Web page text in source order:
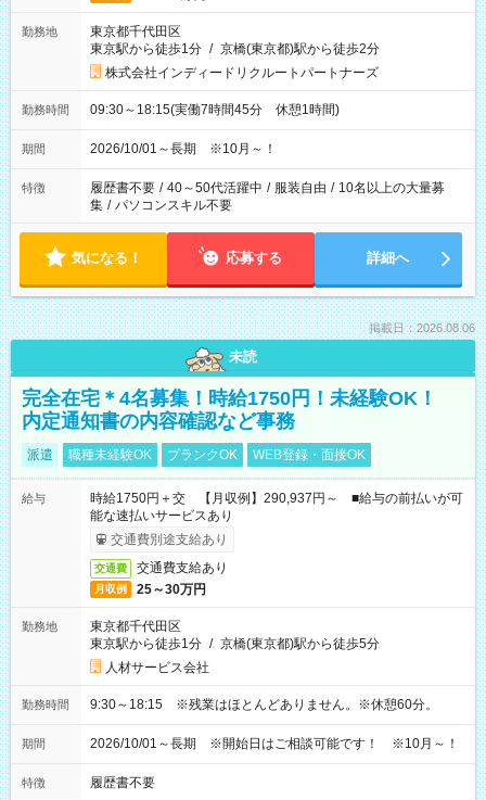
勤務地
東京都千代田区
東京駅から徒歩1分 / 京橋(東京都)駅から徒歩2分
株式会社インディードリクルートパートナーズ
勤務時間 09:30～18:15(実働7時間45分 休憩1時間)
期間 2026/10/01～長期 ※10月～！
特徴 履歴書不要 / 40～50代活躍中 / 服装自由 / 10名以上の大量募
集 / パソコンスキル不要
気になる！ 応募する 詳細へ
掲載日：2026.08.06
未読
完全在宅＊4名募集！時給1750円！未経験OK！
内定通知書の内容確認など事務
派遣 職種未経験OK ブランクOK WEB登録・面接OK
給与
時給1750円＋交 【月収例】290,937円～ ■給与の前払いが可
能な速払いサービスあり
交通費別途支給あり
交通費 交通費支給あり
月収例 25～30万円
勤務地
東京都千代田区
東京駅から徒歩1分 / 京橋(東京都)駅から徒歩5分
人材サービス会社
勤務時間 9:30～18:15 ※残業はほとんどありません。※休憩60分。
期間 2026/10/01～長期 ※開始日はご相談可能です！ ※10月～！
特徴 履歴書不要